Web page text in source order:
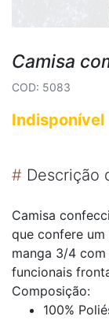
Camisa
COD: 5083
Indisponível
# Descrição
Camisa
que confere
manga 3/4
funcionais
Composição:
100%